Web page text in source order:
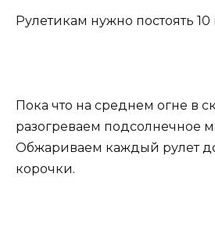
Рулетикам нужно постоять 10
Пока что на среднем огне в
разогреваем подсолнечное
Обжариваем каждый рулет
корочки.